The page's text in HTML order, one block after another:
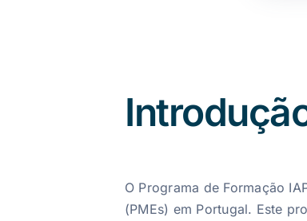
O Programa de Formação
(PMEs) em Portugal. Este